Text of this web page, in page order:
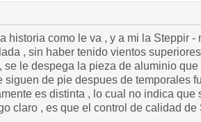
historia como le va , y a mi la Steppir
, sin haber tenido vientos
se le despega la pieza de aluminio
siguen de pie despues de temporales
es distinta , lo cual no indica
claro , es que el control de calidad